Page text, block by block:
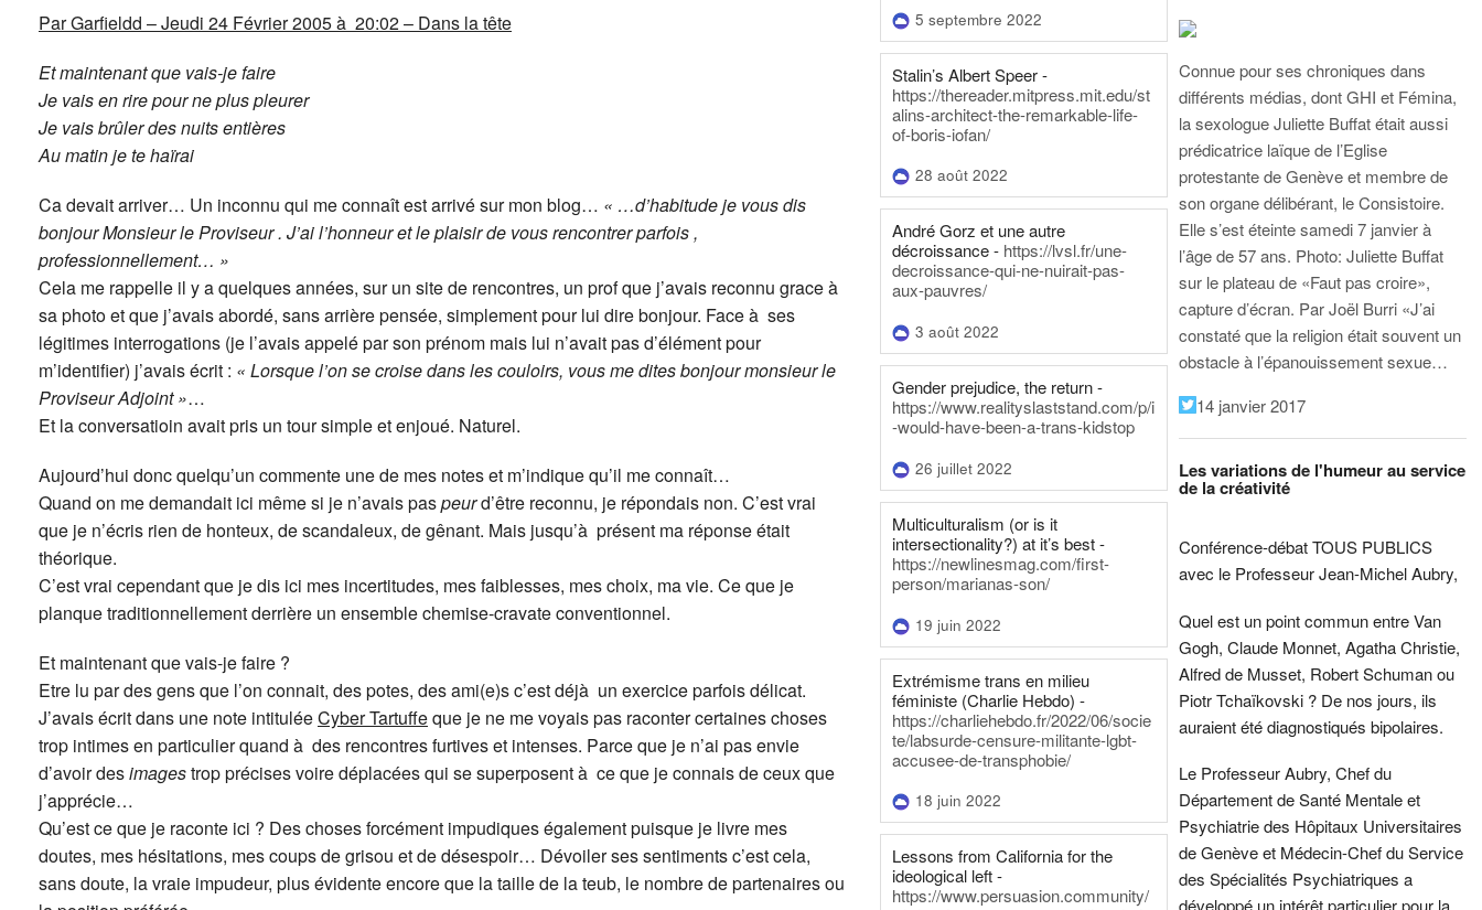
Par Garfieldd – Jeudi 24 Février 2005 à 20:02 – Dans la tête
Et maintenant que vais-je faire
Je vais en rire pour ne plus pleurer
Je vais brûler des nuits entières
Au matin je te haïrai
Ca devait arriver… Un inconnu qui me connaît est arrivé sur mon blog… « …d’habitude je vous dis
bonjour Monsieur le Proviseur . J’ai l’honneur et le plaisir de vous rencontrer parfois ,
professionnellement… »
Cela me rappelle il y a quelques années, sur un site de rencontres, un prof que j’avais reconnu grace à
sa photo et que j’avais abordé, sans arrière pensée, simplement pour lui dire bonjour. Face à ses
légitimes interrogations (je l’avais appelé par son prénom mais lui n’avait pas d’élément pour
m’identifier) j’avais écrit : « Lorsque l’on se croise dans les couloirs, vous me dites bonjour monsieur le
Proviseur Adjoint »…
Et la conversatioin avait pris un tour simple et enjoué. Naturel.
Aujourd’hui donc quelqu’un commente une de mes notes et m’indique qu’il me connaît…
Quand on me demandait ici même si je n’avais paspeurd’être reconnu, je répondais non. C’est vrai
que je n’écris rien de honteux, de scandaleux, de gênant. Mais jusqu’à présent ma réponse était
théorique.
C’est vrai cependant que je dis ici mes incertitudes, mes faiblesses, mes choix, ma vie. Ce que je
planque traditionnellement derrière un ensemble chemise-cravate conventionnel.
Et maintenant que vais-je faire ?
Etre lu par des gens que l’on connait, des potes, des ami(e)s c’est déjà un exercice parfois délicat.
J’avais écrit dans une note intituléeCyber Tartuffeque je ne me voyais pas raconter certaines choses
trop intimes en particulier quand à des rencontres furtives et intenses. Parce que je n’ai pas envie
d’avoir desimagestrop précises voire déplacées qui se superposent à ce que je connais de ceux que
j’apprécie…
Qu’est ce que je raconte ici ? Des choses forcément impudiques également puisque je livre mes
doutes, mes hésitations, mes coups de grisou et de désespoir… Dévoiler ses sentiments c’est cela,
sans doute, la vraie impudeur, plus évidente encore que la taille de la teub, le nombre de partenaires ou
5 septembre 2022
Stalin’s Albert Speer -
https://thereader.mitpress.mit.edu/st
alins-architect-the-remarkable-life-
of-boris-iofan/
28 août 2022
André Gorz et une autre
décroissance - https://lvsl.fr/une-
decroissance-qui-ne-nuirait-pas-
aux-pauvres/
3 août 2022
Gender prejudice, the return -
https://www.realityslaststand.com/p/i
-would-have-been-a-trans-kidstop
26 juillet 2022
Multiculturalism (or is it
intersectionality?) at it’s best -
https://newlinesmag.com/first-
person/marianas-son/
19 juin 2022
Extrémisme trans en milieu
féministe (Charlie Hebdo) -
https://charliehebdo.fr/2022/06/socie
te/labsurde-censure-militante-lgbt-
accusee-de-transphobie/
18 juin 2022
Lessons from California for the
ideological left -
https://www.persuasion.community/
Connue pour ses chroniques dans
différents médias, dont GHI et Fémina,
la sexologue Juliette Buffat était aussi
prédicatrice laïque de l’Eglise
protestante de Genève et membre de
son organe délibérant, le Consistoire.
Elle s’est éteinte samedi 7 janvier à
l’âge de 57 ans. Photo: Juliette Buffat
sur le plateau de «Faut pas croire»,
capture d’écran. Par Joël Burri «J’ai
constaté que la religion était souvent un
obstacle à l’épanouissement sexue…
14 janvier 2017
Les variations de l'humeur au service
de la créativité
Conférence-débat TOUS PUBLICS
avec le Professeur Jean-Michel Aubry,
Quel est un point commun entre Van
Gogh, Claude Monnet, Agatha Christie,
Alfred de Musset, Robert Schuman ou
Piotr Tchaïkovski ? De nos jours, ils
auraient été diagnostiqués bipolaires.
Le Professeur Aubry, Chef du
Département de Santé Mentale et
Psychiatrie des Hôpitaux Universitaires
de Genève et Médecin-Chef du Service
des Spécialités Psychiatriques a